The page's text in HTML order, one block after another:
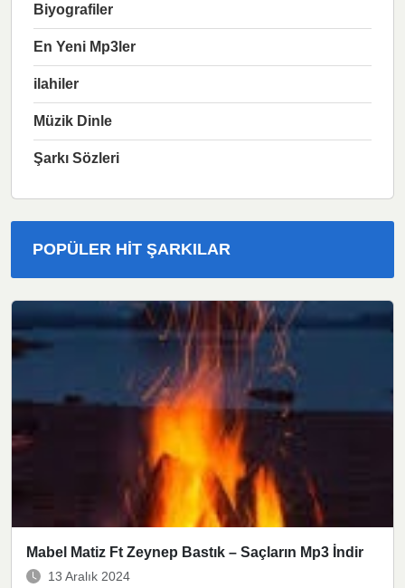
Biyografiler
En Yeni Mp3ler
ilahiler
Müzik Dinle
Şarkı Sözleri
POPÜLER HIT ŞARKILAR
Mabel Matiz Ft Zeynep Bastık – Saçların Mp3 İndir
13 Aralık 2024